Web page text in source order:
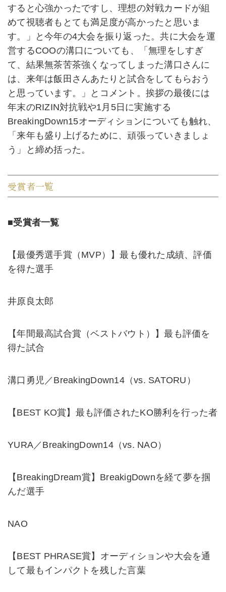
すると心強かったですし、理想の対戦カードが組
めて視聴者もとても満足度が高かったと思いま
す。」と今年の4大会を振り返った。共に大会を運
営するCOOの溝口についても、「無理をしすぎ
て、結果無茶苦茶強くなってしまった溝口さんに
は、来年は飯田さんあたりと試合をしてもらおう
と思っています。」とコメント。挨拶の最後には
年末のRIZIN対抗戦や1月5日に実施する
BreakingDown15オーディションについても触れ、
「来年も盛り上げるために、頑張っていきましょ
う」と締め括った。
受賞者一覧
■受賞者一覧
【最優秀選手賞（MVP）】最も優れた成績、評価
を得た選手
井原良太郎
【年間最高試合賞（ベストバウト）】最も評価を
得た試合
溝口勇児／BreakingDown14（vs. SATORU）
【BEST KO賞】最も評価されたKO勝利を行った者
YURA／BreakingDown14（vs. NAO）
【BreakingDream賞】BreakigDownを経て夢を掴
んだ選手
NAO
【BEST PHRASE賞​​】オーディションや大会を通
して最もインパクトを残した言葉